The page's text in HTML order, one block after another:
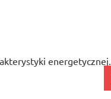
energetycznej.